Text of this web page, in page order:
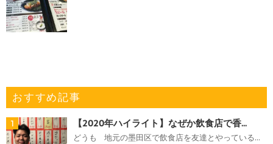
おすすめ記事
1 【2020年ハイライト】なぜか飲食店で香...
どうも 地元の墨田区で飲食店を友達とやっている...